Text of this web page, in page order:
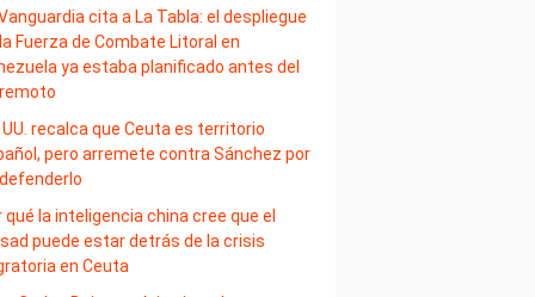
cita a La Tabla: el despliegue
Fuerza de Combate Litoral en
ya estaba planificado antes del
UU. recalca que Ceuta es territorio
pero arremete contra Sánchez por
qué la inteligencia china cree que el
puede estar detrás de la crisis
en Ceuta